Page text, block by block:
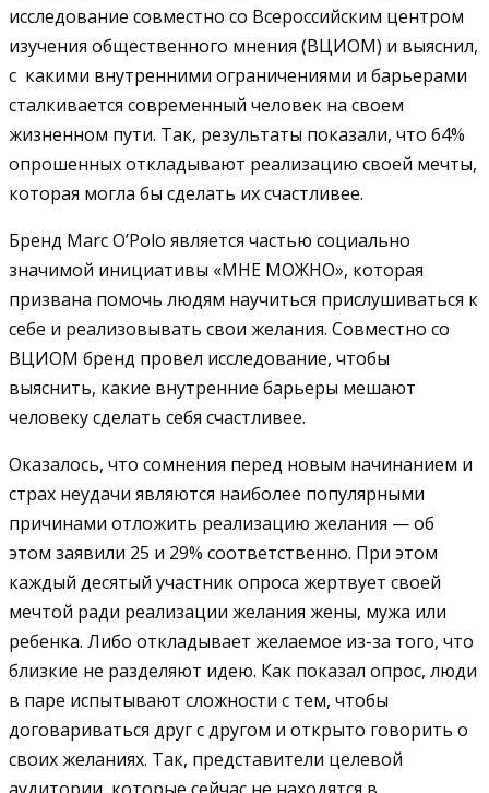
исследование совместно со Всероссийским центром
изучения общественного мнения (ВЦИОМ) и выяснил,
с какими внутренними ограничениями и барьерами
сталкивается современный человек на своем
жизненном пути. Так, результаты показали, что 64%
опрошенных откладывают реализацию своей мечты,
которая могла бы сделать их счастливее.
Бренд Marc O’Polo является частью социально
значимой инициативы «МНЕ МОЖНО», которая
призвана помочь людям научиться прислушиваться к
себе и реализовывать свои желания. Совместно со
ВЦИОМ бренд провел исследование, чтобы
выяснить, какие внутренние барьеры мешают
человеку сделать себя счастливее.
Оказалось, что сомнения перед новым начинанием и
страх неудачи являются наиболее популярными
причинами отложить реализацию желания — об
этом заявили 25 и 29% соответственно. При этом
каждый десятый участник опроса жертвует своей
мечтой ради реализации желания жены, мужа или
ребенка. Либо откладывает желаемое из-за того, что
близкие не разделяют идею. Как показал опрос, люди
в паре испытывают сложности с тем, чтобы
договариваться друг с другом и открыто говорить о
своих желаниях. Так, представители целевой